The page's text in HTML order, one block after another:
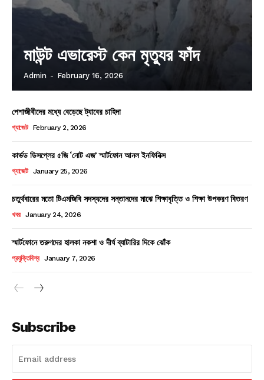
Company
About
মাউন্ট এভারেস্ট কেন মৃত্যুর ফাঁদ
Admin - February 16, 2026
পেশাজীবীদের মধ্যে বেড়েছে ট্যাবের চাহিদা
গ্যাজেট February 2, 2026
কার্ভড ডিসপ্লের ৫জি ‘নোট এজ’ স্মার্টফোন আনল ইনফিনিক্স
গ্যাজেট January 25, 2026
চতুর্থবারের মতো টিএমজিবি সদস্যদের সন্তানদের মাঝে শিক্ষাবৃত্তি ও শিক্ষা উপকরণ বিতরণ
খবর January 24, 2026
স্মার্টফোনে তরুণদের হালকা নকশা ও দীর্ঘ ব্যাটারির দিকে ঝোঁক
প্রযুক্তিবিশ্ব January 7, 2026
Subscribe